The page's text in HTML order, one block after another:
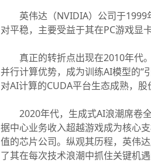
英伟达（NVIDIA）公司于1999
对平稳，主要受益于其在PC游戏显
真正的转折点出现在2010年代。
并行计算优势，成为训练AI模型的“
对AI计算的CUDA平台生态成熟，股
2020年代，生成式AI浪潮席卷全
据中心业务收入超越游戏成为核心
值的芯片公司。纵观其历程，英伟
了其在每次技术浪潮中抓住关键机遇